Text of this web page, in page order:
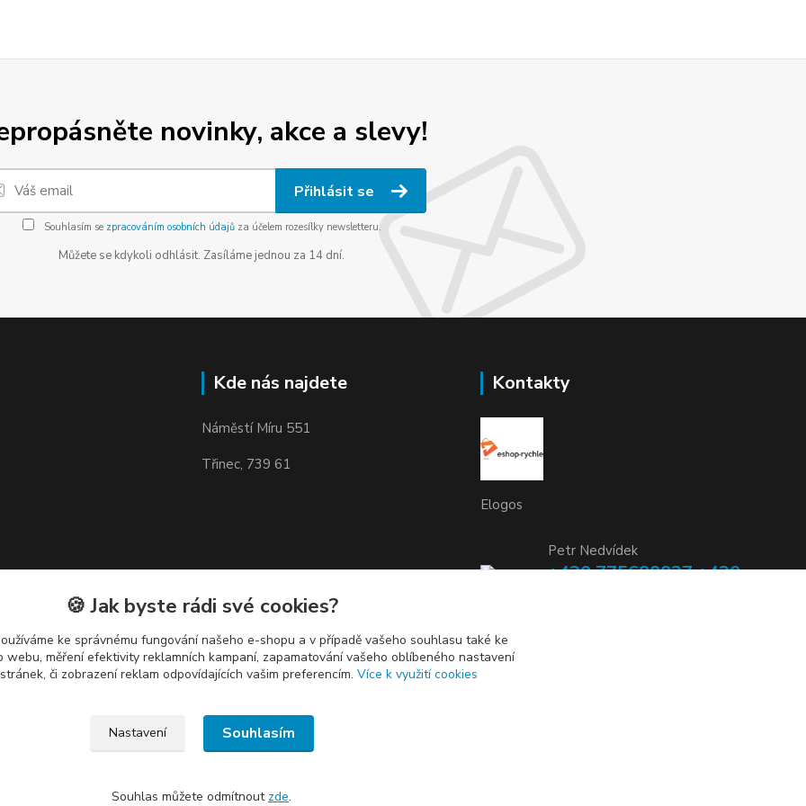
novinky, akce a slevy!
Přihlásit se
Souhlasím se zpracováním osobních údajůza účelem rozesílky newsletteru.
Můžete se kdykoli odhlásit. Zasíláme jednou za 14 dní.
Kde nás najdete
Náměstí Míru 551
Třinec, 739 61
Kontakty
Elogos
Petr Nedvídek
+420 775688827 +420
info@elogos.cz
🍪 Jak byste rádi své cookies?
ke správnému fungování našeho e-shopu a v případě vašeho souhlasu také ke
měření efektivity reklamních kampaní, zapamatování vašeho oblíbeného nastavení
či zobrazení reklam odpovídajících vašim preferencím. Více k využití cookies
Nastavení Souhlasím
Souhlas můžete odmítnout zde.